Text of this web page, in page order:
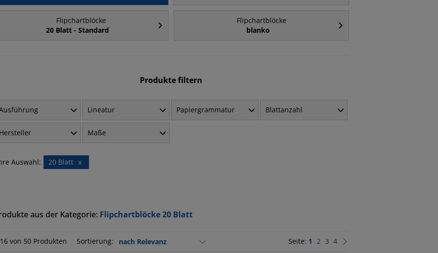
Flipchartblöcke
20 Blatt - Standard
Flipchartblöcke
blanko
Produkte filtern
Lineatur Papiergrammatur Blattanzahl
Hersteller Maße
Auswahl: x
20 Blatt
aus der Kategorie: Flipchartblöcke 20 Blatt
von 50 Produkten Sortierung: Seite: 1 2 3 4